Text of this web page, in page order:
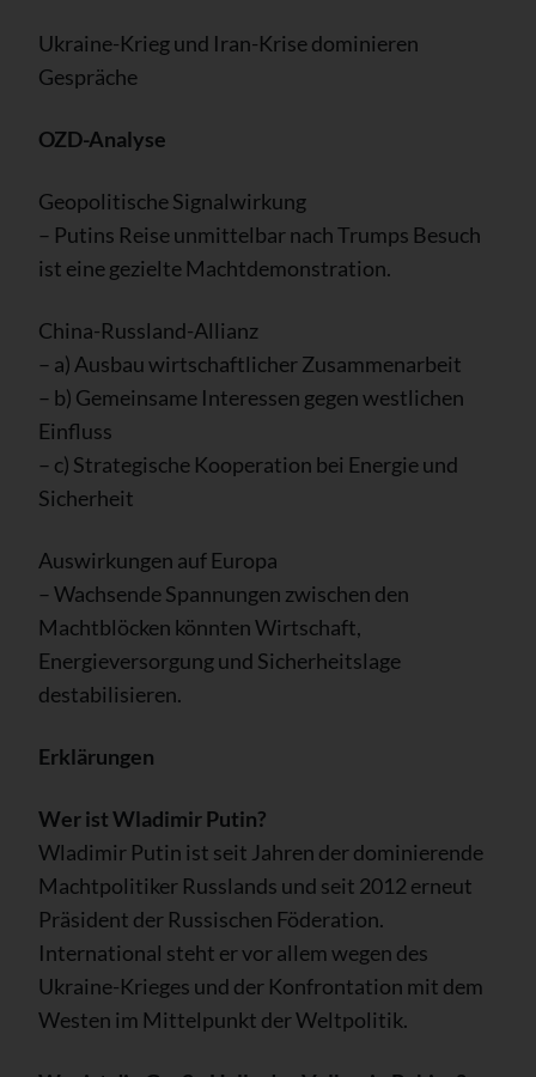
Ukraine-Krieg und Iran-Krise dominieren
Gespräche
OZD-Analyse
Geopolitische Signalwirkung
– Putins Reise unmittelbar nach Trumps Besuch
ist eine gezielte Machtdemonstration.
China-Russland-Allianz
– a) Ausbau wirtschaftlicher Zusammenarbeit
– b) Gemeinsame Interessen gegen westlichen
Einfluss
– c) Strategische Kooperation bei Energie und
Sicherheit
Auswirkungen auf Europa
– Wachsende Spannungen zwischen den
Machtblöcken könnten Wirtschaft,
Energieversorgung und Sicherheitslage
destabilisieren.
Erklärungen
Wer ist Wladimir Putin?
Wladimir Putin ist seit Jahren der dominierende
Machtpolitiker Russlands und seit 2012 erneut
Präsident der Russischen Föderation.
International steht er vor allem wegen des
Ukraine-Krieges und der Konfrontation mit dem
Westen im Mittelpunkt der Weltpolitik.